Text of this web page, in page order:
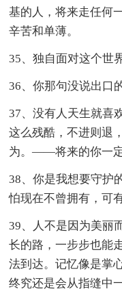
基的人，将来走任何
辛苦和单薄。
35、独自面对这个世
36、你那句没说出口
37、没有人天生就喜
这么残酷，不进则退
为。——将来的你一定
38、你是我想要守护
怕现在不曾拥有，可
39、人不是因为美丽
长的路，一步步也能
法到达。记忆像是掌
终究还是会从指缝中